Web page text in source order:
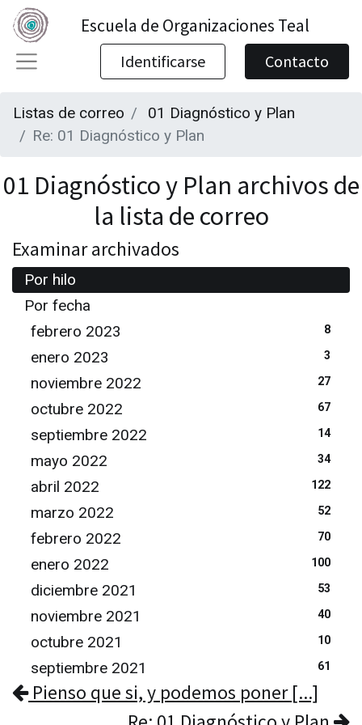
Escuela de Organizaciones Teal
Identificarse Contacto
Listas de correo
01 Diagnóstico y Plan
Re: 01 Diagnóstico y Plan
01 Diagnóstico y Plan archivos de
la lista de correo
Examinar archivados
Por hilo
Por fecha
febrero 2023
8
enero 2023 3
noviembre 2022 27
octubre 2022 67
septiembre 2022 14
mayo 2022 34
abril 2022 122
marzo 2022 52
febrero 2022 70
enero 2022 100
diciembre 2021 53
noviembre 2021 40
octubre 2021 10
septiembre 2021 61
Pienso que si, y podemos poner [...]